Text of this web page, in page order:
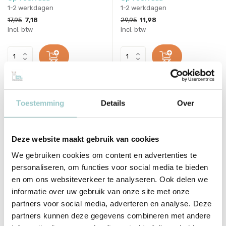
Toestemming Details Over
Deze website maakt gebruik van cookies
We gebruiken cookies om content en advertenties te
personaliseren, om functies voor social media te bieden
en om ons websiteverkeer te analyseren. Ook delen we
informatie over uw gebruik van onze site met onze
partners voor social media, adverteren en analyse. Deze
partners kunnen deze gegevens combineren met andere
1-2 werkdagen
17,95 7,18
Incl. btw
1-2 werkdagen
29,95 11,98
Incl. btw
sale 60%
Babyface
Shirt Sage
Babyface
Shirt Short Sleeve Stripe